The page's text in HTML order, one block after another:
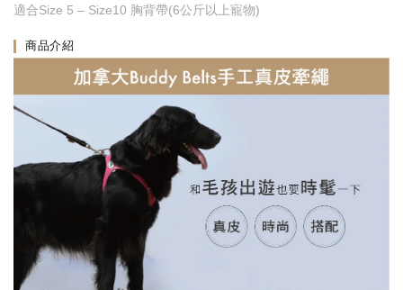
適合Size 5 – Size10 胸背帶(6公斤以上寵物)
商品介紹